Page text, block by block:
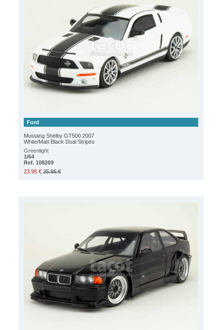
Ford
Mustang Shelby GT500 2007
White/Matt Black Dual Stripes
Greenlight
1/64
Ref. 108269
23.95 € 25.95 €